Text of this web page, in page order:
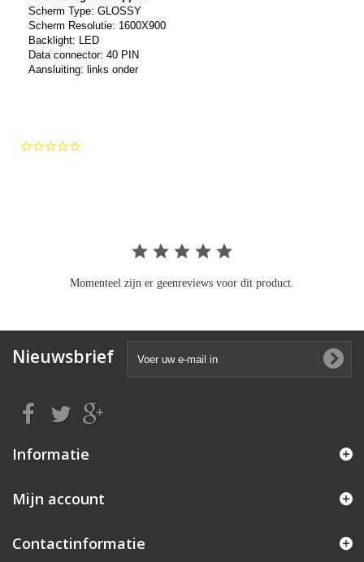
Scherm Type: GLOSSY
Scherm Resolutie: 1600X900
Backlight: LED
Data connector: 40 PIN
Aansluiting: links onder
Momenteel zijn er geenreviews voor dit product.
Nieuwsbrief
Informatie
Mijn account
Contactinformatie